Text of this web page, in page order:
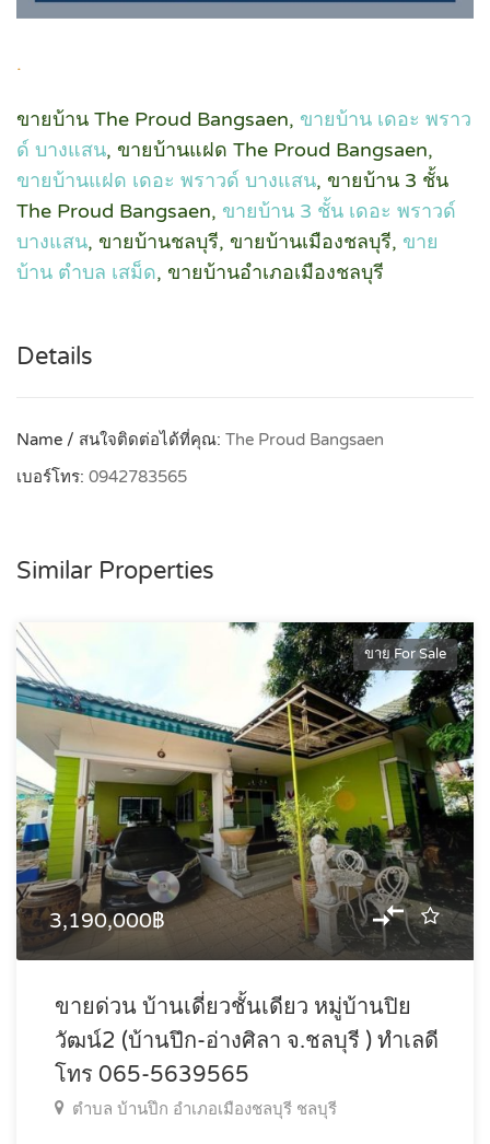
.
ขายบ้าน The Proud Bangsaen, ขายบ้าน เดอะ พราว
ด์ บางแสน, ขายบ้านแฝด The Proud Bangsaen,
ขายบ้านแฝด เดอะ พราวด์ บางแสน, ขายบ้าน 3 ชั้น
The Proud Bangsaen, ขายบ้าน 3 ชั้น เดอะ พราวด์
บางแสน, ขายบ้านชลบุรี, ขายบ้านเมืองชลบุรี, ขาย
บ้าน ตำบล เสม็ด, ขายบ้านอำเภอเมืองชลบุรี
Details
Name / สนใจติดต่อได้ที่คุณ: The Proud Bangsaen
เบอร์โทร: 0942783565
Similar Properties
ขาย For Sale
3,190,000฿
ขายด่วน บ้านเดี่ยวชั้นเดียว หมู่บ้านปิย
วัฒน์2 (บ้านปึก-อ่างศิลา จ.ชลบุรี ) ทำเลดี
โทร 065-5639565
ตำบล บ้านปึก อำเภอเมืองชลบุรี ชลบุรี